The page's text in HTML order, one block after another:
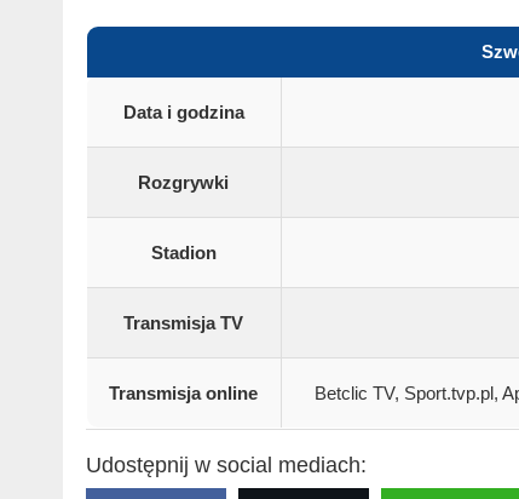
Data i godzina
Rozgrywki
Stadion
Transmisja TV
Transmisja online Betclic TV, Sport.tvp.pl,
Udostępnij w social mediach: